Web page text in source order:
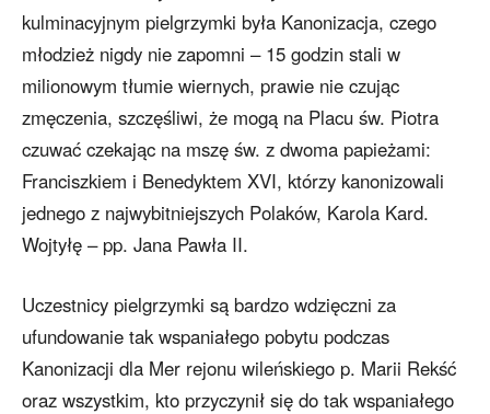
kulminacyjnym pielgrzymki była Kanonizacja, czego
młodzież nigdy nie zapomni – 15 godzin stali w
milionowym tłumie wiernych, prawie nie czując
zmęczenia, szczęśliwi, że mogą na Placu św. Piotra
czuwać czekając na mszę św. z dwoma papieżami:
Franciszkiem i Benedyktem XVI, którzy kanonizowali
jednego z najwybitniejszych Polaków, Karola Kard.
Wojtyłę – pp. Jana Pawła II.
Uczestnicy pielgrzymki są bardzo wdzięczni za
ufundowanie tak wspaniałego pobytu podczas
Kanonizacji dla Mer rejonu wileńskiego p. Marii Rekść
oraz wszystkim, kto przyczynił się do tak wspaniałego